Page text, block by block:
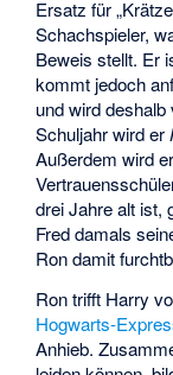
Ersatz für
Schachspieler,
Beweis stellt. Er
kommt jedoch
und wird
Schuljahr wird er
Außerdem wird
drei Jahre alt ist,
Fred damals
Ron damit
Ron trifft Harry
Hogwarts-
Anhieb.